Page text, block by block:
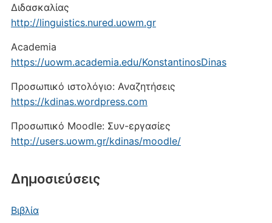
Διδασκαλίας
http://linguistics.nured.uowm.gr
Academia
https://uowm.academia.edu/KonstantinosDinas
Προσωπικό ιστολόγιο: Αναζητήσεις
https://kdinas.wordpress.com
Προσωπικό Moodle: Συν-εργασίες
http://users.uowm.gr/kdinas/moodle/
Δημοσιεύσεις
Βιβλία